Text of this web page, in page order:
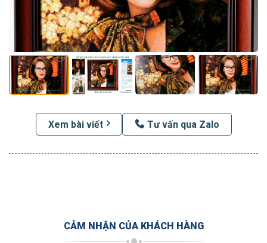
Xem bài viết Tư vấn qua Zalo
CẢM NHẬN CỦA KHÁCH HÀNG